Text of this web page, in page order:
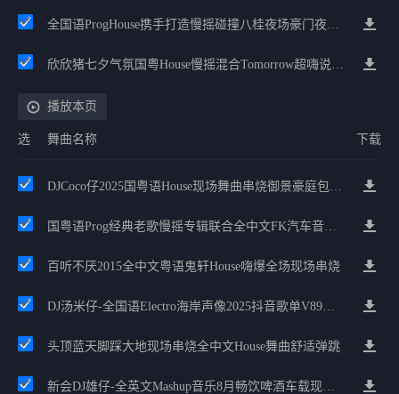
全国语ProgHouse携手打造慢摇碰撞八桂夜场豪门夜宴气氛小串
欣欣猪七夕气氛国粤House慢摇混合Tomorrow超嗨说唱英文House气氛
播放本页
选 舞曲名称 下载
DJCoco仔2025国粤语House现场舞曲串烧御景豪庭包房必备
国粤语Prog经典老歌慢摇专辑联合全中文FK汽车音响改装柳州车音坊
百听不厌2015全中文粤语鬼轩House嗨爆全场现场串烧
DJ汤米仔-全国语Electro海岸声像2025抖音歌单V89现场串烧
头顶蓝天脚踩大地现场串烧全中文House舞曲舒适弹跳
新会DJ雄仔-全英文Mashup音乐8月畅饮啤酒车载现场舞曲串烧